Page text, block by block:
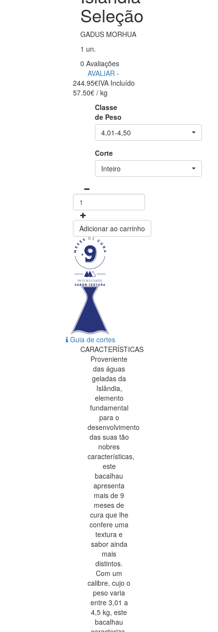
Seleção
GADUS MORHUA
1 un.
0 Avaliações
AVALIAR ›
244.95€IVA Incluído
57.50€ / kg
Classe
de Peso
4,01-4,50
Corte
Inteiro
Adicionar ao carrinho
Guia de cortes
CARACTERÍSTICAS
Proveniente
das águas
geladas da
Islândia,
elemento
fundamental
para o
desenvolvimento
das suas tão
nobres
características,
este
bacalhau
apresenta
mais de 9
meses de
cura que lhe
confere uma
textura e
sabor ainda
mais
distintos.
Com um
calibre, cujo o
peso varia
entre 3,01 a
4,5 kg, este
bacalhau